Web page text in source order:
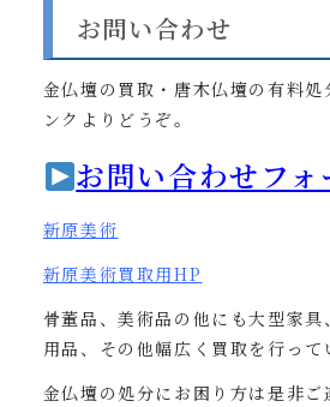
お問い合わせ
金仏壇の買取・唐木仏壇の有料処
ンクよりどうぞ。
お問い合わせフォ
新原美術
新原美術買取用HP
骨董品、美術品の他にも大型家具
用品、その他幅広く買取を行って
金仏壇の処分にお困り方は是非ご